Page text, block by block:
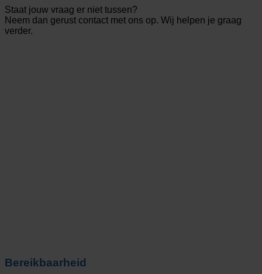
Staat jouw vraag er niet tussen?
Neem dan gerust contact met ons op. Wij helpen je graag
verder.
Bereikbaarheid